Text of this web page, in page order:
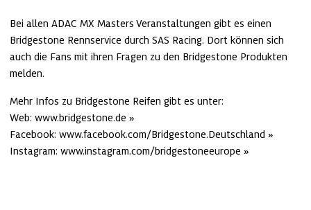
Bei allen ADAC MX Masters Veranstaltungen gibt es einen
Bridgestone Rennservice durch SAS Racing. Dort können sich
auch die Fans mit ihren Fragen zu den Bridgestone Produkten
melden.
Mehr Infos zu Bridgestone Reifen gibt es unter:
Web: www.bridgestone.de
Facebook: www.facebook.com/Bridgestone.Deutschland
Instagram: www.instagram.com/bridgestoneeurope